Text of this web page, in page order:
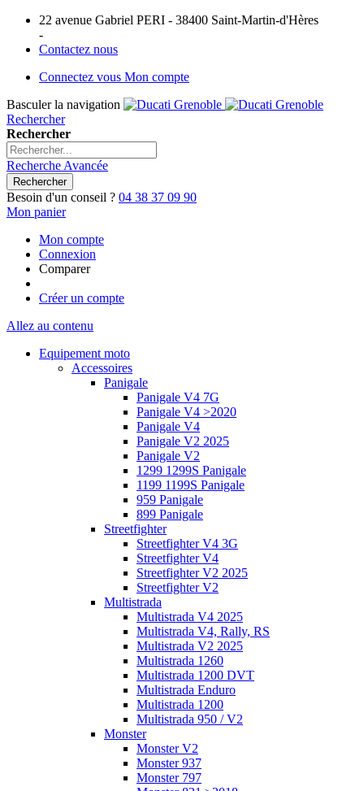
22 avenue Gabriel PERI - 38400 Saint-Martin-d'Hères
-
Contactez nous
Connectez vous Mon compte
Basculer la navigation
Rechercher
Rechercher
Recherche Avancée
Rechercher
Besoin d'un conseil ? 04 38 37 09 90
Mon panier
Mon compte
Connexion
Comparer
Créer un compte
Allez au contenu
Equipement moto
Accessoires
Panigale
Panigale V4 7G
Panigale V4 >2020
Panigale V4
Panigale V2 2025
Panigale V2
1299 1299S Panigale
1199 1199S Panigale
959 Panigale
899 Panigale
Streetfighter
Streetfighter V4 3G
Streetfighter V4
Streetfighter V2 2025
Streetfighter V2
Multistrada
Multistrada V4 2025
Multistrada V4, Rally, RS
Multistrada V2 2025
Multistrada 1260
Multistrada 1200 DVT
Multistrada Enduro
Multistrada 1200
Multistrada 950 / V2
Monster
Monster V2
Monster 937
Monster 797